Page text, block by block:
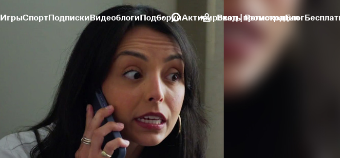
ИгрыСпортПодпискиВидеоблогиПодборкиАктивировать промокодБлог
Вход | Регистрация